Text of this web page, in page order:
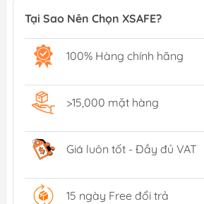
Tại Sao Nên Chọn XSAFE?
100% Hàng chính hãng
>15,000 mặt hàng
Giá luôn tốt - Đầy đủ VAT
15 ngày Free đổi trả